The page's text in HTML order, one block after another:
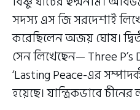
সদস্য এস জি সরদেশাই
করেছিলেন অজয় ঘোষ।
সেন লিখেছেন— Three
‘Lasting Peace-এর
হয়েছে। যান্ত্রিকভাবে